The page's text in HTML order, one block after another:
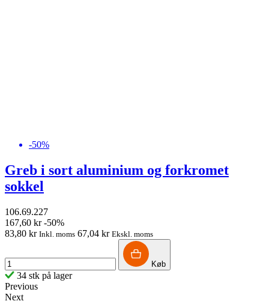
-50%
Greb i sort aluminium og forkromet
sokkel
106.69.227
167,60 kr -50%
83,80 kr Inkl. moms 67,04 kr Ekskl. moms
Køb
34 stk på lager
Previous
Next